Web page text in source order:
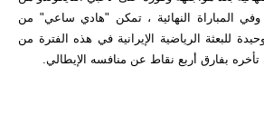
وفي المباراة النهائية ، تمكن "هادي ساعي" من
للبعثة الرياضية الإيرانية في هذه الفترة من
تأخره بفارق أربع نقاط عن منافسه الإيطالي.